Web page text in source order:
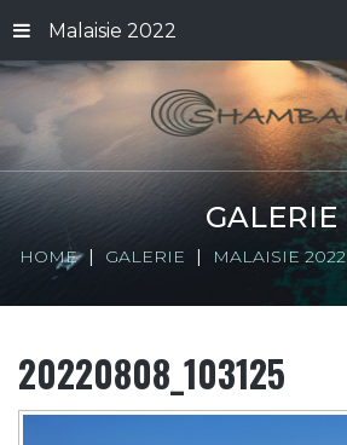
Malaisie 2022
GALERIE
HOME GALERIE MALAISIE 2022
20220808_103125